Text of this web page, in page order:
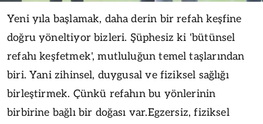
Yeni yıla başlamak, daha derin bir refah keşfine
doğru yöneltiyor bizleri. Şüphesiz ki 'bütünsel
refahı keşfetmek', mutluluğun temel taşlarından
biri. Yani zihinsel, duygusal ve fiziksel sağlığı
birleştirmek. Çünkü refahın bu yönlerinin
birbirine bağlı bir doğası var.Egzersiz, fiziksel